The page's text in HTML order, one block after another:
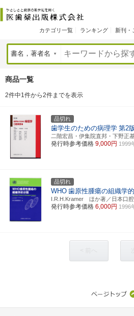
カテゴリ一覧 ランキング 新刊・
商品一覧
2件中1件から2件までを表示
品切れ
歯学生のための病理学 第2
二階宏昌・伊集院直邦・下野
発行時参考価格 9,000円 1999
品切れ
WHO 歯原性腫瘍の組織学
I.R.H.Kramer ほか著／日本口
発行時参考価格 6,000円 1996